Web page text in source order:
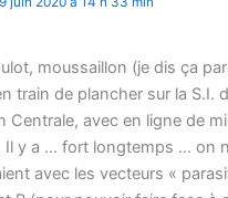
moussaillon (je dis ça
train de plancher sur la S.I.
Centrale, avec en ligne de
Il y a … fort longtemps … on
avec les vecteurs «